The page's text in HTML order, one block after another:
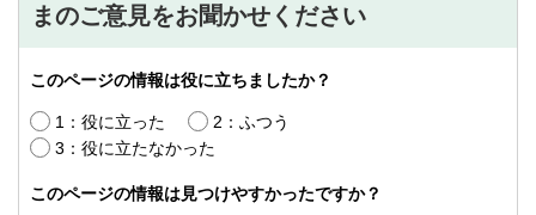
まのご意見をお聞かせください
このページの情報は役に立ちましたか？
1：役に立った
2：ふつう
3：役に立たなかった
このページの情報は見つけやすかったですか？